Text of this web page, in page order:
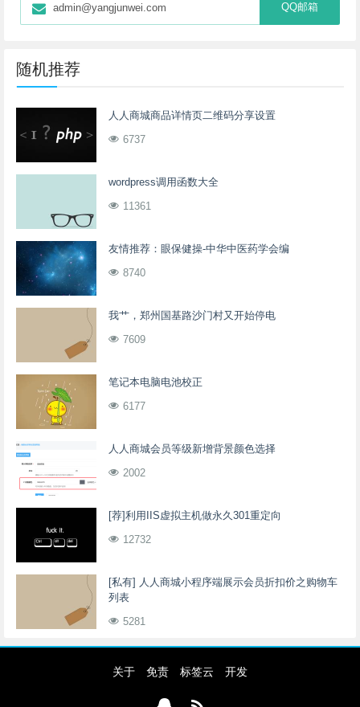
admin@yangjunwei.com QQ邮箱
随机推荐
人人商城商品详情页二维码分享设置
6737
wordpress调用函数大全
11361
友情推荐：眼保健操-中华中医药学会编
8740
我艹，郑州国基路沙门村又开始停电
7609
笔记本电脑电池校正
6177
人人商城会员等级新增背景颜色选择
2002
[荐]利用IIS虚拟主机做永久301重定向
12732
[私有] 人人商城小程序端展示会员折扣价之购物车
列表
5281
关于 免责 标签云 开发